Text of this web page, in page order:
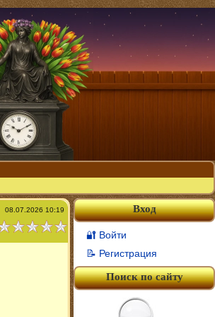
08.07.2026 10:19 Вход
🔐 Войти
📝 Регистрация
Поиск по сайту